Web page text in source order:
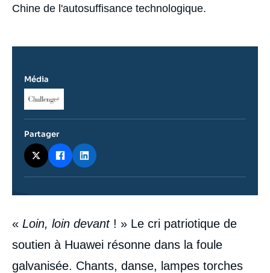
Chine de l'autosuffisance technologique.
Contenu
intervention
médiatique
« Loin, loin devant ! » Le cri patriotique de
soutien à Huawei résonne dans la foule
galvanisée. Chants, danse, lampes torches
Média
Partager